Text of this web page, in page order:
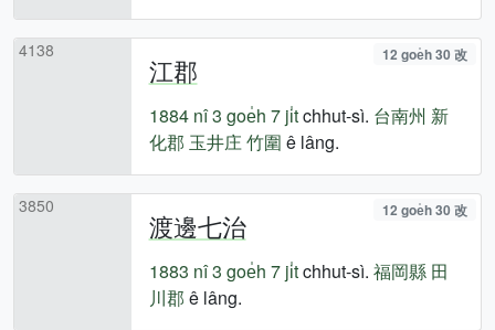
4138
江郡 12 goe̍h 30 改
1884 nî3 goe̍h 7 ji̍tchhut-sì. 台南州 新
化郡 玉井庄竹圍 ê lâng.
3850
渡邊七治 12 goe̍h 30 改
1883 nî3 goe̍h 7 ji̍tchhut-sì. 福岡縣 田
川郡 ê lâng.